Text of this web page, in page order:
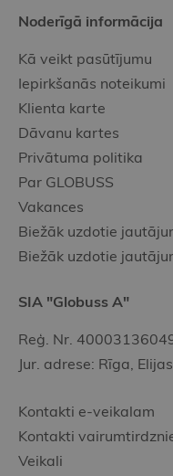
Noderīgā informācija
Kā veikt pasūtījumu
Iepirkšanās noteikumi
Klienta karte
Dāvanu kartes
Privātuma politika
Par GLOBUSS
Vakances
Biežāk uzdotie
Biežāk uzdotie
SIA "Globuss A"
Reģ. Nr.
Jur. adrese: Rīga,
Kontakti e-veikalam
Kontakti
Veikali